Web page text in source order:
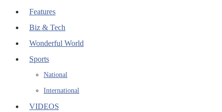
Features
Biz & Tech
Wonderful World
Sports
National
International
VIDEOS